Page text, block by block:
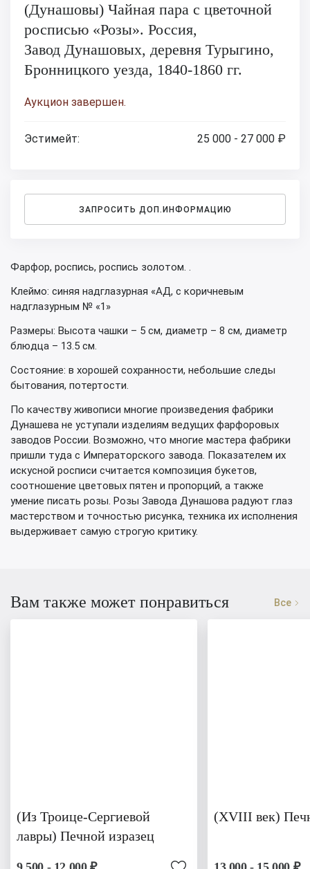
(Дунашовы) Чайная пара с цветочной
росписью «Розы». Россия,
Завод Дунашовых, деревня Турыгино,
Бронницкого уезда, 1840-1860 гг.
Аукцион завершен.
Эстимейт: 25 000 - 27 000 ₽
ЗАПРОСИТЬ ДОП.ИНФОРМАЦИЮ
Фарфор, роспись, роспись золотом. .
Клеймо: синяя надглазурная «АД, с коричневым
надглазурным № «1»
Размеры: Высота чашки – 5 см, диаметр – 8 см, диаметр
блюдца – 13.5 см.
Состояние: в хорошей сохранности, небольшие следы
бытования, потертости.
По качеству живописи многие произведения фабрики
Дунашева не уступали изделиям ведущих фарфоровых
заводов России. Возможно, что многие мастера фабрики
пришли туда с Императорского завода. Показателем их
искусной росписи считается композиция букетов,
соотношение цветовых пятен и пропорций, а также
умение писать розы. Розы Завода Дунашова радуют глаз
мастерством и точностью рисунка, техника их исполнения
выдерживает самую строгую критику.
Вам также может понравиться Все
(Из Троице-Сергиевой
лавры) Печной изразец
(XVIII век)